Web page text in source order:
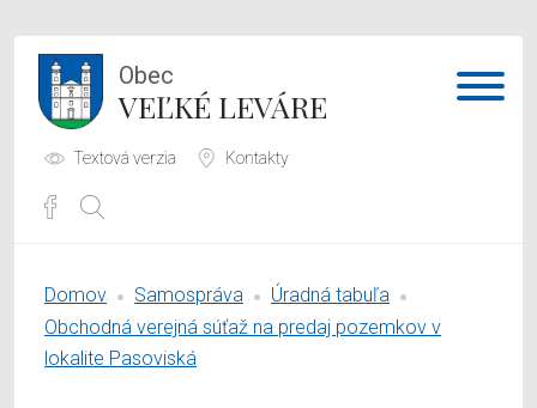
Obec
VEĽKÉ LEVÁRE
Textová verzia Kontakty
Samospráva
Domov Samospráva
Úradná tabuľa
Obchodná verejná súťaž na predaj pozemkov v
lokalite Pasoviská